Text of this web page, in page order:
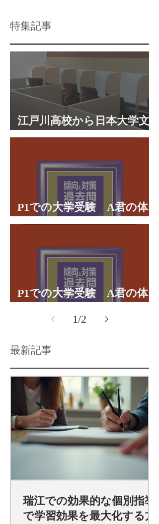
特集記事
江戸川高校から日本大学文
理学部に合格 合格体験談
P1での大学受験 A君の体
験談パート２
P1での大学受験 A君の体
1/2
最新記事
瑞江での効果的な個別指導
で学習効果を最大化する方